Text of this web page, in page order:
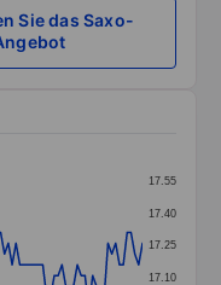
Sie das Saxo-
categories.
values. Data ranges
17.10
17.25
17.40
17.55